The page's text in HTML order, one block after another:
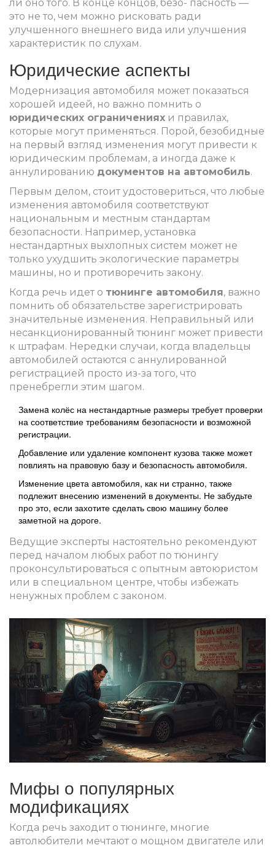
ли оно того. В конце концов, безо- пасность —
это не то, чем можно рисковать ради
улучшенного внешнего вида или улучшения
характеристик по слухам.
Юридические аспекты
Модернизация автомобиля может показаться
хорошей идеей, но важно помнить о
юридических ограничениях и правилах,
которые могут применяться. Порой, безобидные
на первый взгляд изменения могут привести к
юридическим проблемам, а иногда даже к
аннулированию документов на автомобиль.
Первым делом, стоит удостовериться, что любые
изменения автомобиля соответствуют
национальным и местным стандартам
безопасности. Например, установка
нестандартных выхлопных систем может не
только ухудшить экологические параметры
машины, но и противоречить закону.
Когда речь идет о тюнинге автомобиля, важно
помнить об обязательстве зарегистрировать
значительные изменения. Неправильный или
несанкционированный тюнинг может привести
к штрафам. Нередки случаи, когда владельцы
автомобилей остаются с аннулированной
регистрацией просто из-за того, что
пренебрегли этим шагом.
Заменa колёс на нестандартные размеры требует проверки
на соответствие требованиям безопасности и возможной
регистрации.
Добавление или удаление компонент кузова также может
повлиять на правовую базу и безопасность автомобиля.
Изменение цвета автомобиля, как ни странно, также
подлежит внесению изменений в документы. Не забудьте
про это, если захотите сделать свою машину более
заметной на дороге.
Ведущие эксперты настоятельно рекомендуют
перед началом любых работ по тюнингу
проконсультироваться с опытным автоюристом
или в специальном центре, чтобы избежать
ненужных проблем с законом.
Мифы о популярных
модификациях
Когда речь заходит о тюнинге, многие
автолюбители мечтают о мощном двигателе или